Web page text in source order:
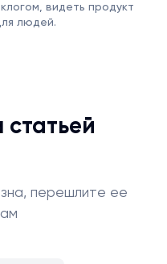
видеть продукт
людей.
статьей
перешлите ее